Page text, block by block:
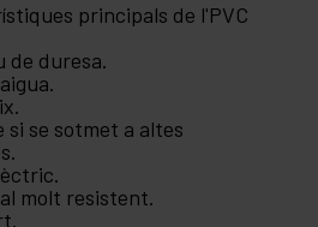
principals de l'PVC
de duresa.
si se sotmet a altes
molt resistent.